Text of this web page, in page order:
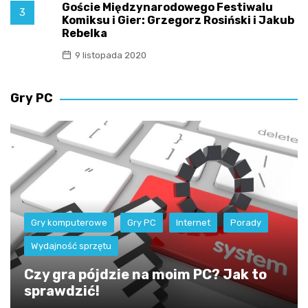
3
Goście Międzynarodowego Festiwalu
Komiksu i Gier: Grzegorz Rosiński i Jakub
Rebelka
9 listopada 2020
Gry PC
Gry komputerowe Gry PC Internet Porady
Wydajność sprzętu
Czy gra pójdzie na moim PC? Jak to
sprawdzić!